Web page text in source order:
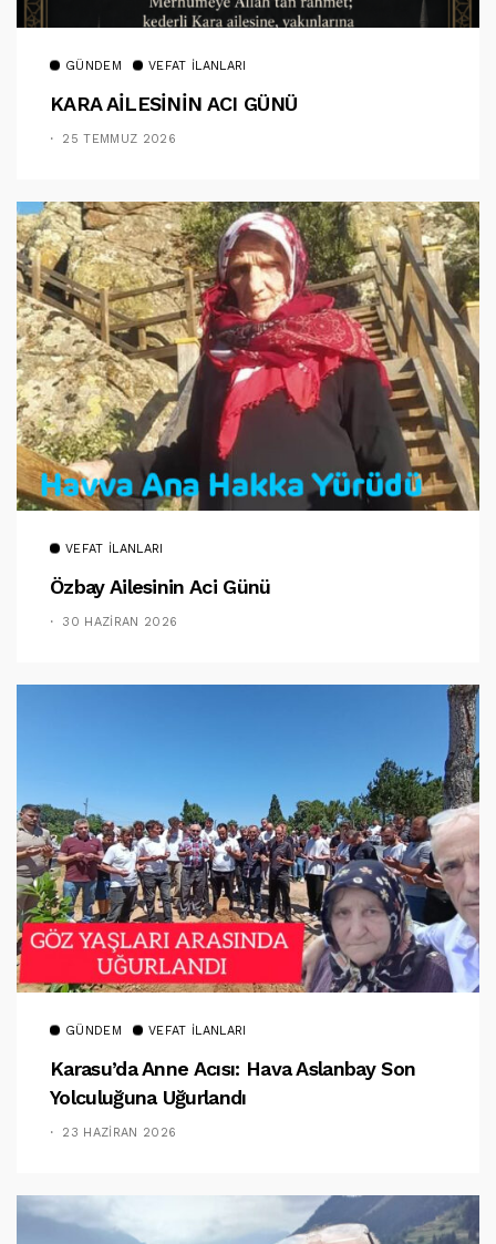
GÜNDEM VEFAT İLANLARI
KARA AİLESİNİN ACI GÜNÜ
25 TEMMUZ 2026
VEFAT İLANLARI
Özbay Ailesinin Aci Günü
30 HAZIRAN 2026
GÜNDEM VEFAT İLANLARI
Karasu’da Anne Acısı: Hava Aslanbay Son
Yolculuğuna Uğurlandı
23 HAZIRAN 2026